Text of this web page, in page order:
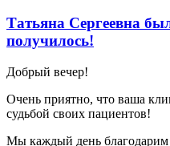
Татьяна Сергеевна
получилось!
Добрый вечер!
Очень приятно, что ваша
судьбой своих пациентов!
Мы каждый день благодарим